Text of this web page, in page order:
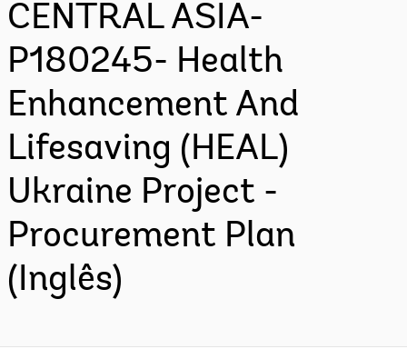
CENTRAL ASIA-
P180245- Health
Enhancement And
Lifesaving (HEAL)
Ukraine Project -
Procurement Plan
(Inglês)